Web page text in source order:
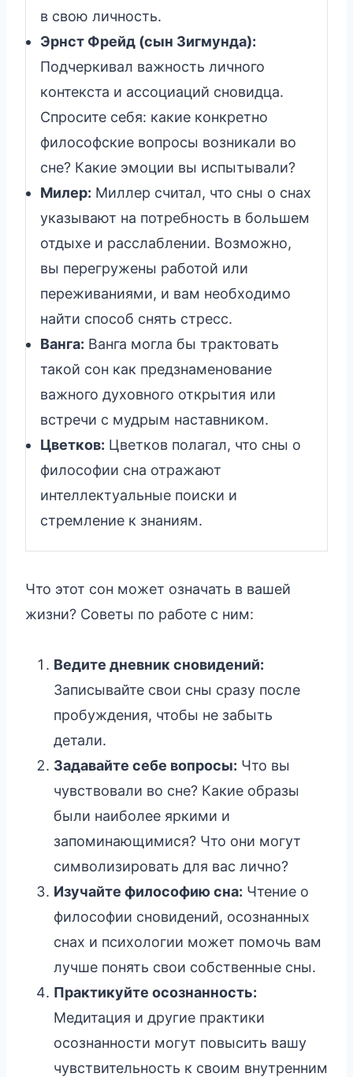
в свою личность.
Эрнст Фрейд (сын Зигмунда):
Подчеркивал важность личного
контекста и ассоциаций сновидца.
Спросите себя: какие конкретно
философские вопросы возникали во
сне? Какие эмоции вы испытывали?
Милер: Миллер считал, что сны о снах
указывают на потребность в большем
отдыхе и расслаблении. Возможно,
вы перегружены работой или
переживаниями, и вам необходимо
найти способ снять стресс.
Ванга: Ванга могла бы трактовать
такой сон как предзнаменование
важного духовного открытия или
встречи с мудрым наставником.
Цветков: Цветков полагал, что сны о
философии сна отражают
интеллектуальные поиски и
стремление к знаниям.
Что этот сон может означать в вашей
жизни? Советы по работе с ним:
Ведите дневник сновидений:
Записывайте свои сны сразу после
пробуждения, чтобы не забыть
детали.
Задавайте себе вопросы: Что вы
чувствовали во сне? Какие образы
были наиболее яркими и
запоминающимися? Что они могут
символизировать для вас лично?
Изучайте философию сна: Чтение о
философии сновидений, осознанных
снах и психологии может помочь вам
лучше понять свои собственные сны.
Практикуйте осознанность:
Медитация и другие практики
осознанности могут повысить вашу
чувствительность к своим внутренним